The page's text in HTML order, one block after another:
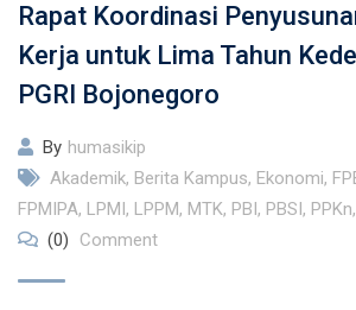
Rapat Koordinasi
Kerja untuk Lima Tahun
PGRI Bojonegoro
By humasikip
Akademik, Berita Kampus, Ekonomi,
FPMIPA, LPMI, LPPM, MTK, PBI, PBSI, PPKn,
(0)
Comment